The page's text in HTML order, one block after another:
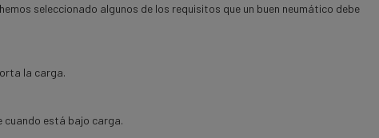
seleccionado algunos de los requisitos que un buen neumático debe
la carga.
cuando está bajo carga.